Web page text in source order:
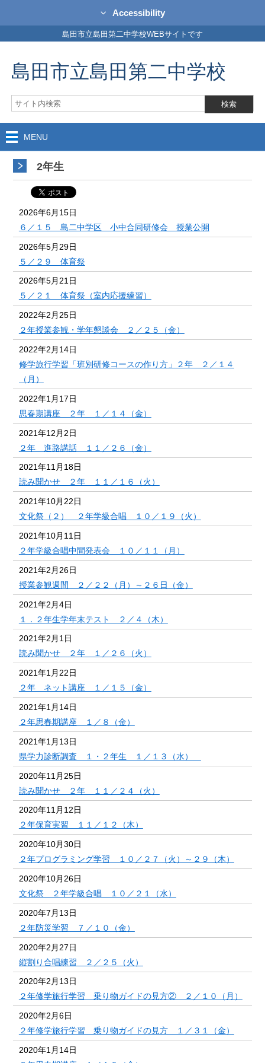
Accessibility
島田市立島田第二中学校WEBサイトです
島田市立島田第二中学校
MENU
2年生
2026年6月15日
６／１５ 島二中学区 小中合同研修会 授業公開
2026年5月29日
５／２９ 体育祭
2026年5月21日
５／２１ 体育祭（室内応援練習）
2022年2月25日
２年授業参観・学年懇談会 ２／２５（金）
2022年2月14日
修学旅行学習「班別研修コースの作り方」２年 ２／１４
（月）
2022年1月17日
思春期講座 ２年 １／１４（金）
2021年12月2日
２年 進路講話 １１／２６（金）
2021年11月18日
読み聞かせ ２年 １１／１６（火）
2021年10月22日
文化祭（２） ２年学級合唱 １０／１９（火）
2021年10月11日
２年学級合唱中間発表会 １０／１１（月）
2021年2月26日
授業参観週間 ２／２２（月）～２６日（金）
2021年2月4日
１．２年生学年末テスト ２／４（木）
2021年2月1日
読み聞かせ ２年 １／２６（火）
2021年1月22日
２年 ネット講座 １／１５（金）
2021年1月14日
２年思春期講座 １／８（金）
2021年1月13日
県学力診断調査 １・２年生 １／１３（水）
2020年11月25日
読み聞かせ ２年 １１／２４（火）
2020年11月12日
２年保育実習 １１／１２（木）
2020年10月30日
２年プログラミング学習 １０／２７（火）～２９（木）
2020年10月26日
文化祭 ２年学級合唱 １０／２１（水）
2020年7月13日
２年防災学習 ７／１０（金）
2020年2月27日
縦割り合唱練習 ２／２５（火）
2020年2月13日
２年修学旅行学習 乗り物ガイドの見方② ２／１０（月）
2020年2月6日
２年修学旅行学習 乗り物ガイドの見方 １／３１（金）
2020年1月14日